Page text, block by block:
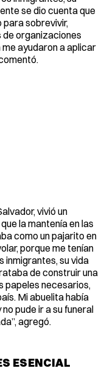
se dio cuenta que
para sobrevivir,
de organizaciones
ayudaron a aplicar
vivió un
la mantenía en las
como un pajarito en
porque me tenían
inmigrantes, su vida
de construir una
papeles necesarios,
Mi abuelita había
pude ir a su funeral
agregó.
ESENCIAL